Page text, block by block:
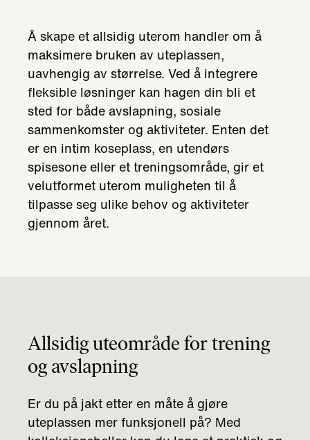
Å skape et allsidig uterom handler om å
maksimere bruken av uteplassen,
uavhengig av størrelse. Ved å integrere
fleksible løsninger kan hagen din bli et
sted for både avslapning, sosiale
sammenkomster og aktiviteter. Enten det
er en intim koseplass, en utendørs
spisesone eller et treningsområde, gir et
velutformet uterom muligheten til å
tilpasse seg ulike behov og aktiviteter
gjennom året.
Allsidig uteområde for trening
og avslapning
Er du på jakt etter en måte å gjøre
uteplassen mer funksjonell på? Med